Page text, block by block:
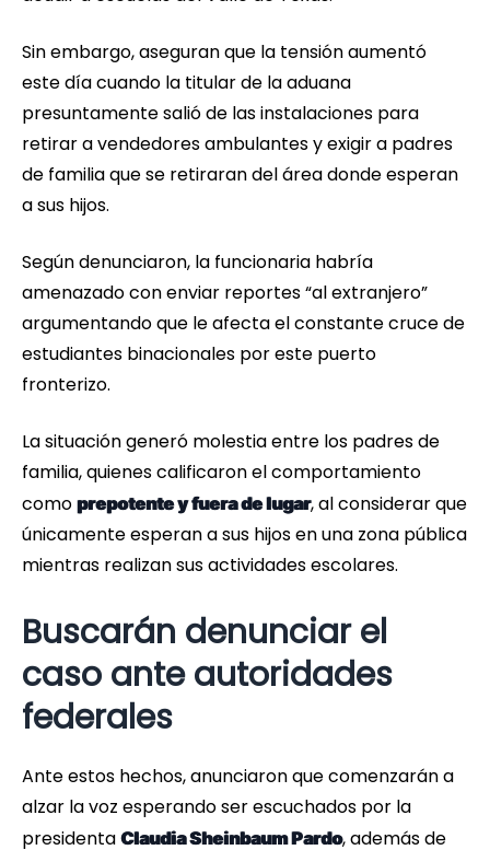
Sin embargo, aseguran que la tensión aumentó
este día cuando la titular de la aduana
presuntamente salió de las instalaciones para
retirar a vendedores ambulantes y exigir a padres
de familia que se retiraran del área donde esperan
a sus hijos.
Según denunciaron, la funcionaria habría
amenazado con enviar reportes “al extranjero”
argumentando que le afecta el constante cruce de
estudiantes binacionales por este puerto
fronterizo.
La situación generó molestia entre los padres de
familia, quienes calificaron el comportamiento
como prepotente y fuera de lugar, al considerar que
únicamente esperan a sus hijos en una zona pública
mientras realizan sus actividades escolares.
Buscarán denunciar el
caso ante autoridades
federales
Ante estos hechos, anunciaron que comenzarán a
alzar la voz esperando ser escuchados por la
presidenta Claudia Sheinbaum Pardo, además de